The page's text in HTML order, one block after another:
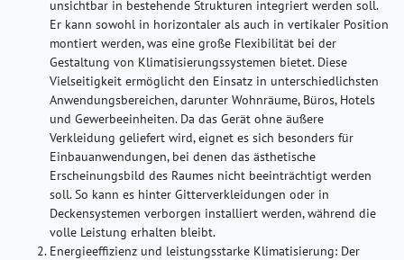
unsichtbar in bestehende Strukturen integriert werden soll.
Er kann sowohl in horizontaler als auch in vertikaler Position
montiert werden, was eine große Flexibilität bei der
Gestaltung von Klimatisierungssystemen bietet. Diese
Vielseitigkeit ermöglicht den Einsatz in unterschiedlichsten
Anwendungsbereichen, darunter Wohnräume, Büros, Hotels
und Gewerbeeinheiten. Da das Gerät ohne äußere
Verkleidung geliefert wird, eignet es sich besonders für
Einbauanwendungen, bei denen das ästhetische
Erscheinungsbild des Raumes nicht beeinträchtigt werden
soll. So kann es hinter Gitterverkleidungen oder in
Deckensystemen verborgen installiert werden, während die
volle Leistung erhalten bleibt.
Energieeffizienz und leistungsstarke Klimatisierung: Der